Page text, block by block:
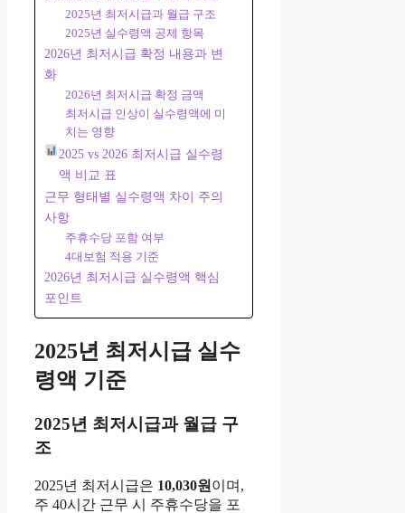
2025년 최저시급과 월급 구조
2025년 실수령액 공제 항목
2026년 최저시급 확정 내용과 변
화
2026년 최저시급 확정 금액
최저시급 인상이 실수령액에 미
치는 영향
2025 vs 2026 최저시급 실수령
액 비교 표
근무 형태별 실수령액 차이 주의
사항
주휴수당 포함 여부
4대보험 적용 기준
2026년 최저시급 실수령액 핵심
포인트
2025년 최저시급 실수
령액 기준
2025년 최저시급과 월급 구
조
2025년 최저시급은 10,030원 이며,
주 40시간 근무 시 주휴수당을 포